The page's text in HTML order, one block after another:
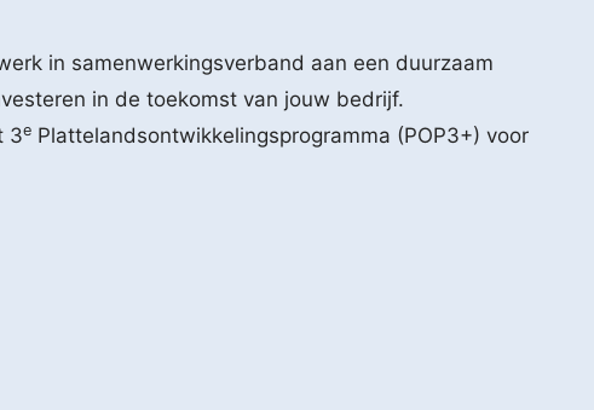
in samenwerkingsverband aan een duurzaam
in de toekomst van jouw bedrijf.
3e Plattelandsontwikkelingsprogramma (POP3+) voor